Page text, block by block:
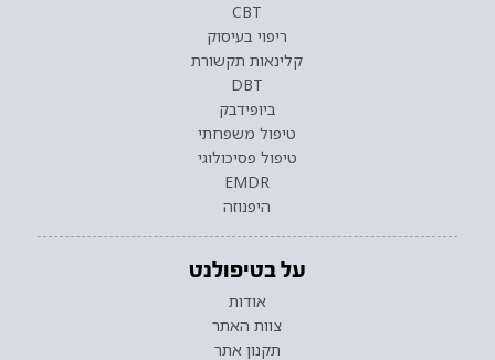
CBT
ריפוי בעיסוק
קלינאות תקשורת
DBT
ביופידבק
טיפול משפחתי
טיפול פסיכולוגי
EMDR
היפנוזה
על בטיפולנט
אודות
צוות האתר
תקנון אתר